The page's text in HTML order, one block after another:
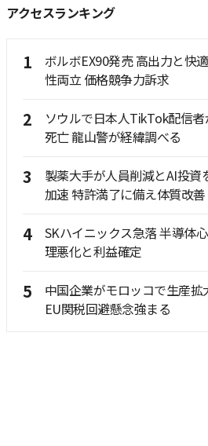
アクセスランキング
1
ボルボEX90発売 高出力と快適
性両立 価格競争力訴求
2
ソウルで日本人TikTok配信者
死亡 龍山警が経緯調べる
3
製薬大手が人員削減とAI投資
加速 特許満了に備え体質改善
4
SKハイニックス急落 半導体心
理悪化と利益確定
5
中国企業がモロッコで生産拡
EU関税回避懸念強まる